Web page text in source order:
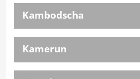
Kambodscha
Kamerun